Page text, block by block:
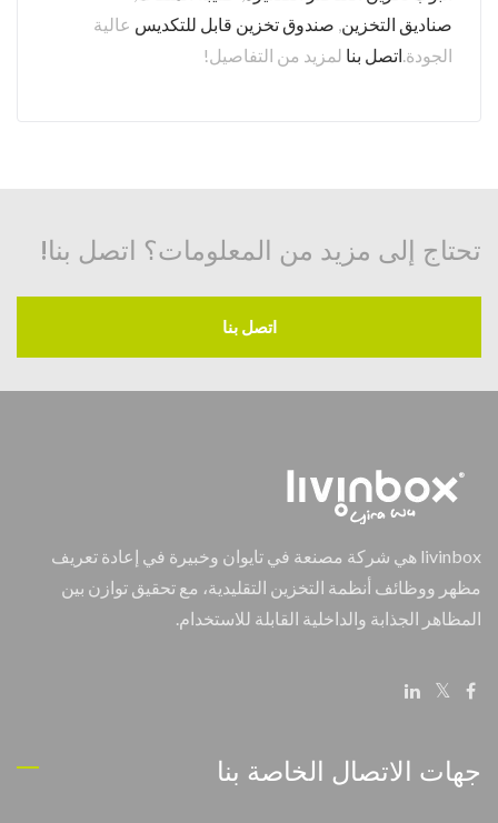
صناديق التخزين, صندوق تخزين قابل للتكديس عالية
الجودة.اتصل بنا لمزيد من التفاصيل!
تحتاج إلى مزيد من المعلومات؟ اتصل بنا!
اتصل بنا
livinbox هي شركة مصنعة في تايوان وخبيرة في إعادة تعريف
مظهر ووظائف أنظمة التخزين التقليدية، مع تحقيق توازن بين
المظاهر الجذابة والداخلية القابلة للاستخدام.
جهات الاتصال الخاصة بنا